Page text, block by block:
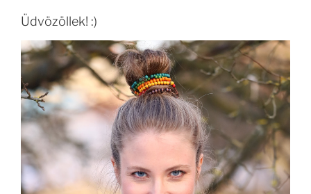
Üdvözöllek! :)